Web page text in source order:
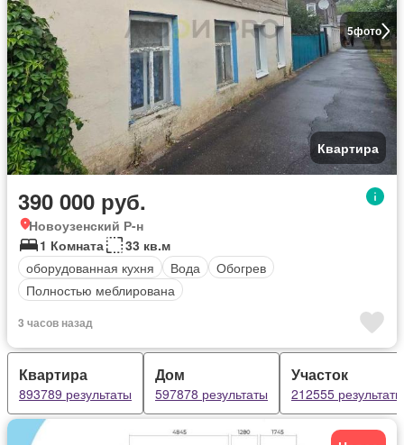
5фото
Квартира
390 000 руб.
Новоузенский Р-н
1 Комната
33 кв.м
оборудованная кухня
Вода
Обогрев
Полностью меблирована
3 часов назад
Квартира
893789 результаты
Дом
597878 результаты
Участок
212555 результаты